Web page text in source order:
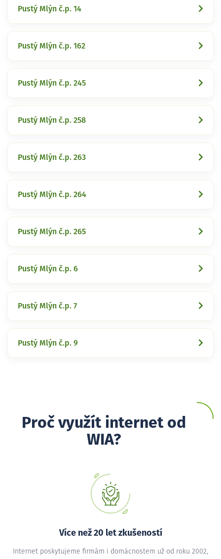
Pustý Mlýn č.p. 14
Pustý Mlýn č.p. 162
Pustý Mlýn č.p. 245
Pustý Mlýn č.p. 258
Pustý Mlýn č.p. 263
Pustý Mlýn č.p. 264
Pustý Mlýn č.p. 265
Pustý Mlýn č.p. 6
Pustý Mlýn č.p. 7
Pustý Mlýn č.p. 9
Proč využít internet od
WIA?
Více než 20 let zkušeností
Internet poskytujeme firmám i domácnostem už od roku 2002,